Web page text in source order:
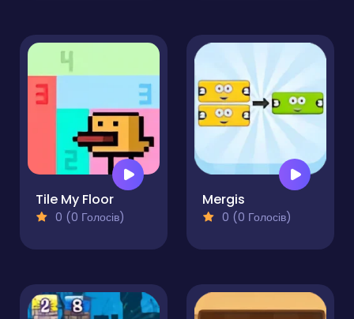
Tile My Floor
0 (0 Голосів)
Mergis
0 (0 Голосів)